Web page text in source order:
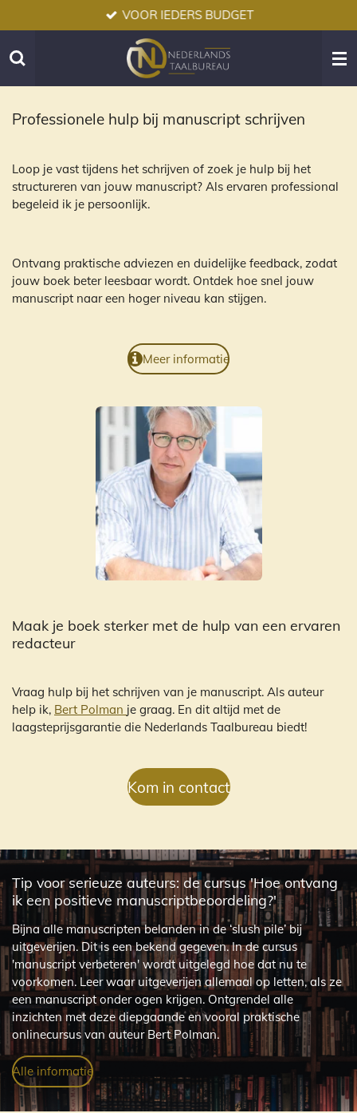
direct
naar
de
hoofdinhoud
VOOR IEDERS BUDGET
Professionele hulp bij manuscript schrijven
Loop je vast tijdens het schrijven of zoek je hulp bij het
structureren van jouw manuscript? Als ervaren professional
begeleid ik je persoonlijk.
Ontvang praktische adviezen en duidelijke feedback, zodat
jouw boek beter leesbaar wordt. Ontdek hoe snel jouw
manuscript naar een hoger niveau kan stijgen.
Meer informatie
Maak je boek sterker met de hulp van een ervaren
redacteur
Vraag hulp bij het schrijven van je manuscript. Als auteur
help ik, Bert Polman je graag. En dit altijd met de
laagsteprijsgarantie die Nederlands Taalbureau biedt!
Kom in contact
Tip voor serieuze auteurs: de cursus 'Hoe ontvang
ik een positieve manuscriptbeoordeling?'
Bijna alle manuscripten belanden in de ‘slush pile’ bij
uitgeverijen. Dit is een bekend gegeven. In de cursus
'manuscript verbeteren' wordt uitgelegd hoe dat nu te
voorkomen. Leer waar uitgeverijen allemaal op letten, als ze
een manuscript onder ogen krijgen. Ontgrendel alle
inzichten met deze diepgaande en vooral praktische
onlinecursus van auteur Bert Polman.
Alle informatie